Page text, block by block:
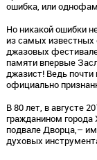
ошибка, или
Но никакой ошибки
из самых известных
джазовых
памяти впервые
джазист! Ведь
официально
В 80 лет, в августе
гражданином города
подвале Дворца,–
духовых